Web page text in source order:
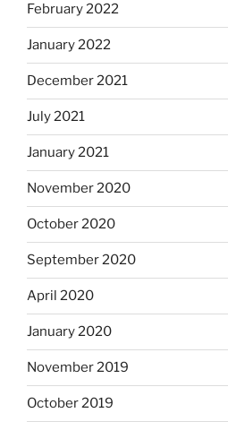
February 2022
January 2022
December 2021
July 2021
January 2021
November 2020
October 2020
September 2020
April 2020
January 2020
November 2019
October 2019